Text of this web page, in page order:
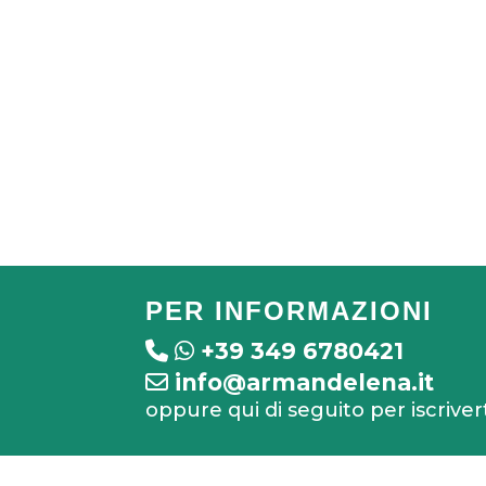
PER INFORMAZIONI
+39 349 6780421
info@armandelena.it
oppure qui di seguito per